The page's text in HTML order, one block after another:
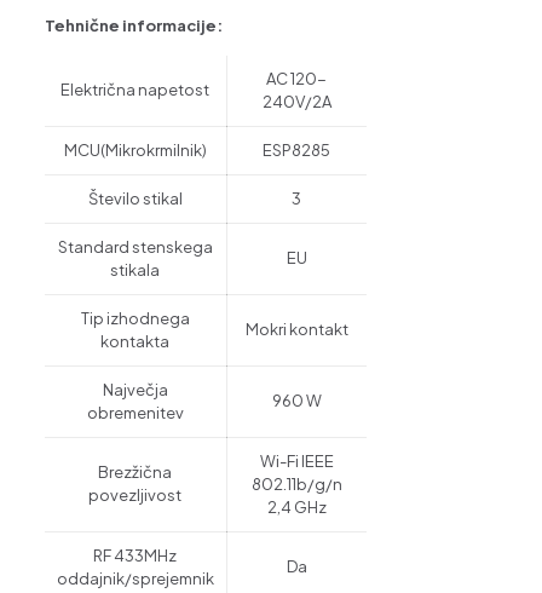
Tehnične informacije:
Električna napetost
AC 120-
240V/2A
MCU(Mikrokrmilnik) ESP8285
Število stikal 3
Standard stenskega
stikala
EU
Tip izhodnega
kontakta
Mokri kontakt
Največja
obremenitev
960 W
Brezžična
povezljivost
Wi-Fi IEEE
802.11b/g/n
2,4 GHz
RF 433MHz
oddajnik/sprejemnik
Da